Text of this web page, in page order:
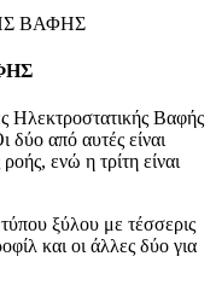
Ηλεκτροστατικής Βαφής
δύο από αυτές είναι
ενώ η τρίτη είναι
ξύλου με τέσσερις
και οι άλλες δύο για